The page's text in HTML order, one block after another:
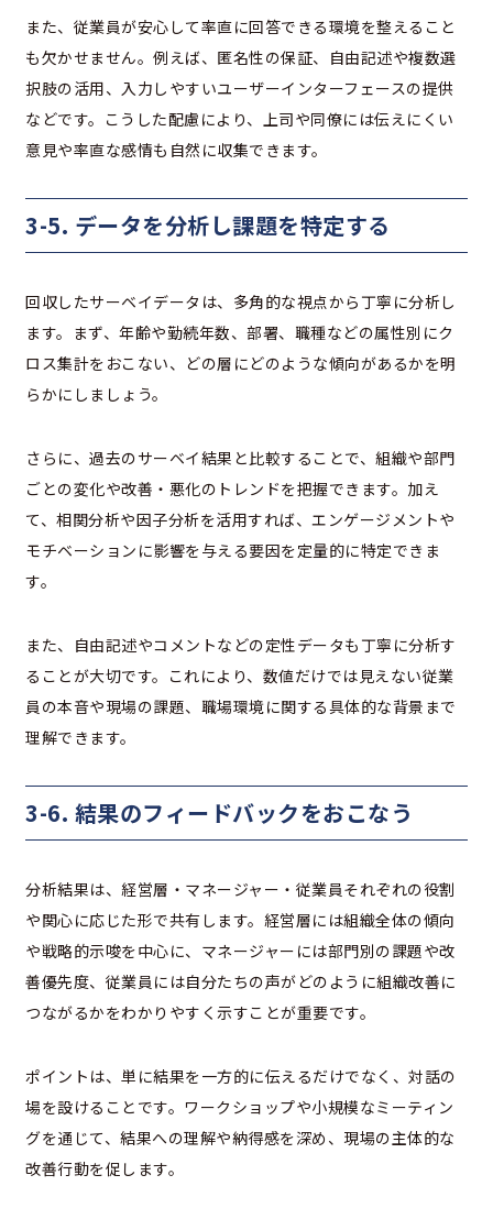
また、従業員が安心して率直に回答できる環境を整えること
も欠かせません。例えば、匿名性の保証、自由記述や複数選
択肢の活用、入力しやすいユーザーインターフェースの提供
などです。こうした配慮により、上司や同僚には伝えにくい
意見や率直な感情も自然に収集できます。
3-5. データを分析し課題を特定する
回収したサーベイデータは、多角的な視点から丁寧に分析し
ます。まず、年齢や勤続年数、部署、職種などの属性別にク
ロス集計をおこない、どの層にどのような傾向があるかを明
らかにしましょう。
さらに、過去のサーベイ結果と比較することで、組織や部門
ごとの変化や改善・悪化のトレンドを把握できます。加え
て、相関分析や因子分析を活用すれば、エンゲージメントや
モチベーションに影響を与える要因を定量的に特定できま
す。
また、自由記述やコメントなどの定性データも丁寧に分析す
ることが大切です。これにより、数値だけでは見えない従業
員の本音や現場の課題、職場環境に関する具体的な背景まで
理解できます。
3-6. 結果のフィードバックをおこなう
分析結果は、経営層・マネージャー・従業員それぞれの役割
や関心に応じた形で共有します。経営層には組織全体の傾向
や戦略的示唆を中心に、マネージャーには部門別の課題や改
善優先度、従業員には自分たちの声がどのように組織改善に
つながるかをわかりやすく示すことが重要です。
ポイントは、単に結果を一方的に伝えるだけでなく、対話の
場を設けることです。ワークショップや小規模なミーティン
グを通じて、結果への理解や納得感を深め、現場の主体的な
改善行動を促します。